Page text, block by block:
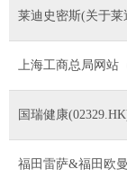
莱迪史密斯(关于
上海工商总局网站
国瑞健康
福田雷萨&福田欧